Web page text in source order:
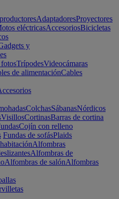
AdaptadoresProyectores
eléctricasAccesoriosBicicletas
y
TrípodesVideocámaras
de alimentaciónCables
ColchasSábanasNórdicos
VisillosCortinasBarras de cortina
Cojín con relleno
Fundas de sofásPlaids
Alfombras
Alfombras de
Alfombras de salónAlfombras